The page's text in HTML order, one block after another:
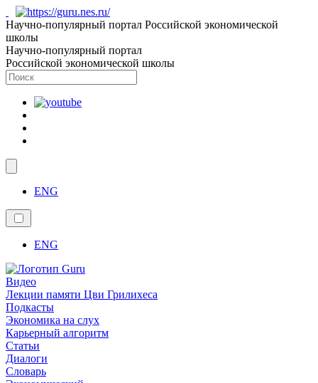
Научно-популярный портал Российской экономической
школы
Научно-популярный портал
Российской экономической школы
ENG
ENG
Видео
Лекции памяти Цви Грилихеса
Подкасты
Экономика на слух
Карьерный алгоритм
Статьи
Диалоги
Словарь